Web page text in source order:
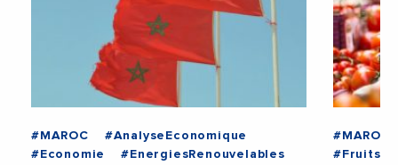
#MAROC
#AnalyseEconomique
#Economie
#EnergiesRenouvelables
#MAROC
#Fruits